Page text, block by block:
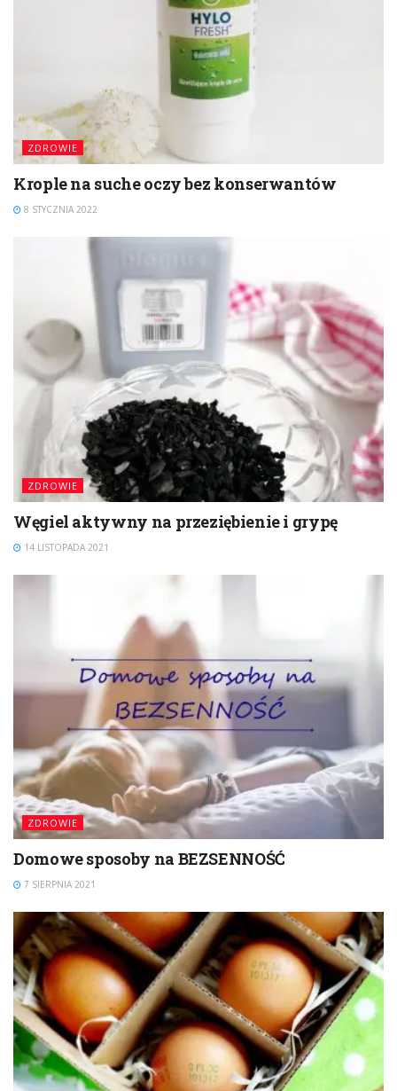
ZDROWIE
Krople na suche oczy bez konserwantów
8 STYCZNIA 2022
ZDROWIE
Węgiel aktywny na przeziębienie i grypę
14 LISTOPADA 2021
ZDROWIE
Domowe sposoby na BEZSENNOŚĆ
7 SIERPNIA 2021